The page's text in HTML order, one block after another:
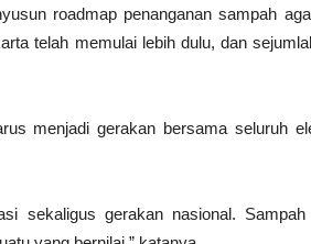
roadmap penanganan sampah
telah memulai lebih dulu, dan
menjadi gerakan bersama seluruh
sekaligus gerakan nasional.